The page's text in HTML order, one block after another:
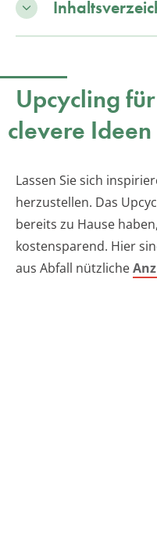
Upcycling
clevere Ideen
Lassen Sie sich
herzustellen. Das
bereits zu Hause
kostensparend. Hier
aus Abfall nützliche